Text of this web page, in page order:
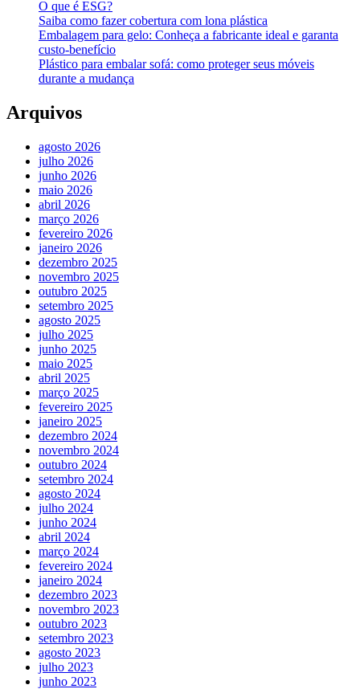
O que é ESG?
Saiba como fazer cobertura com lona plástica
Embalagem para gelo: Conheça a fabricante ideal e garanta
custo-benefício
Plástico para embalar sofá: como proteger seus móveis
durante a mudança
Arquivos
agosto 2026
julho 2026
junho 2026
maio 2026
abril 2026
março 2026
fevereiro 2026
janeiro 2026
dezembro 2025
novembro 2025
outubro 2025
setembro 2025
agosto 2025
julho 2025
junho 2025
maio 2025
abril 2025
março 2025
fevereiro 2025
janeiro 2025
dezembro 2024
novembro 2024
outubro 2024
setembro 2024
agosto 2024
julho 2024
junho 2024
abril 2024
março 2024
fevereiro 2024
janeiro 2024
dezembro 2023
novembro 2023
outubro 2023
setembro 2023
agosto 2023
julho 2023
junho 2023